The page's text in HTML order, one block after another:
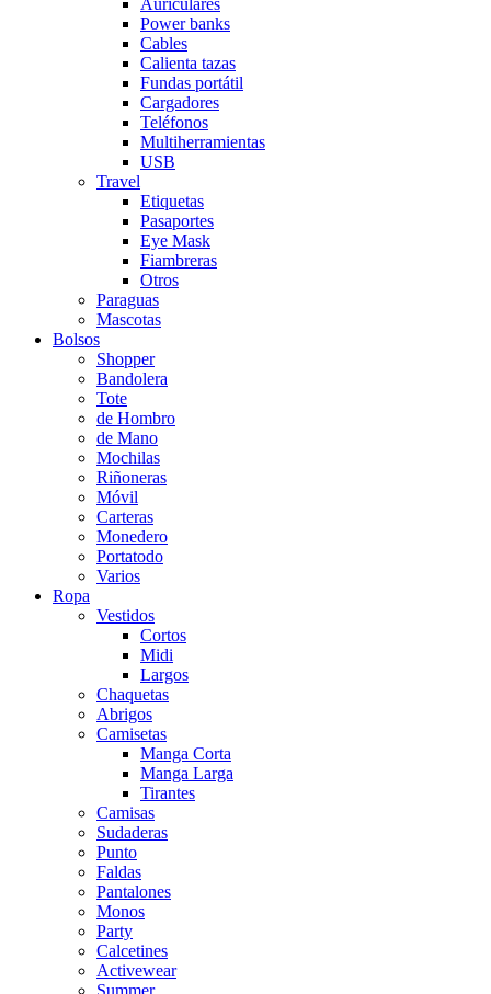
Power banks
Cables
Calienta tazas
Fundas portátil
Cargadores
Teléfonos
Multiherramientas
USB
Travel
Etiquetas
Pasaportes
Eye Mask
Fiambreras
Otros
Paraguas
Mascotas
Bolsos
Shopper
Bandolera
Tote
de Hombro
de Mano
Mochilas
Riñoneras
Móvil
Carteras
Monedero
Portatodo
Varios
Ropa
Vestidos
Cortos
Midi
Largos
Chaquetas
Abrigos
Camisetas
Manga Corta
Manga Larga
Tirantes
Camisas
Sudaderas
Punto
Faldas
Pantalones
Monos
Party
Calcetines
Activewear
Summer